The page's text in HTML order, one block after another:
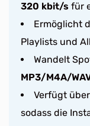
320 kbit/s für
Ermöglicht
Playlists und
Wandelt
MP3/M4A/
Verfügt
sodass die